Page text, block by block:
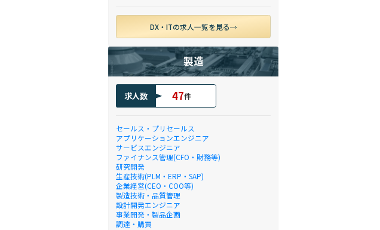
DX・ITの求人一覧を見る
製造
求人数 47件
セールス・プリセールス
アプリケーションエンジニア
サービスエンジニア
ファイナンス管理(CFO・財務等)
研究開発
生産技術(PLM・ERP・SAP)
企業経営(CEO・COO等)
製造技術・品質管理
設計開発エンジニア
事業開発・製品企画
調達・購買